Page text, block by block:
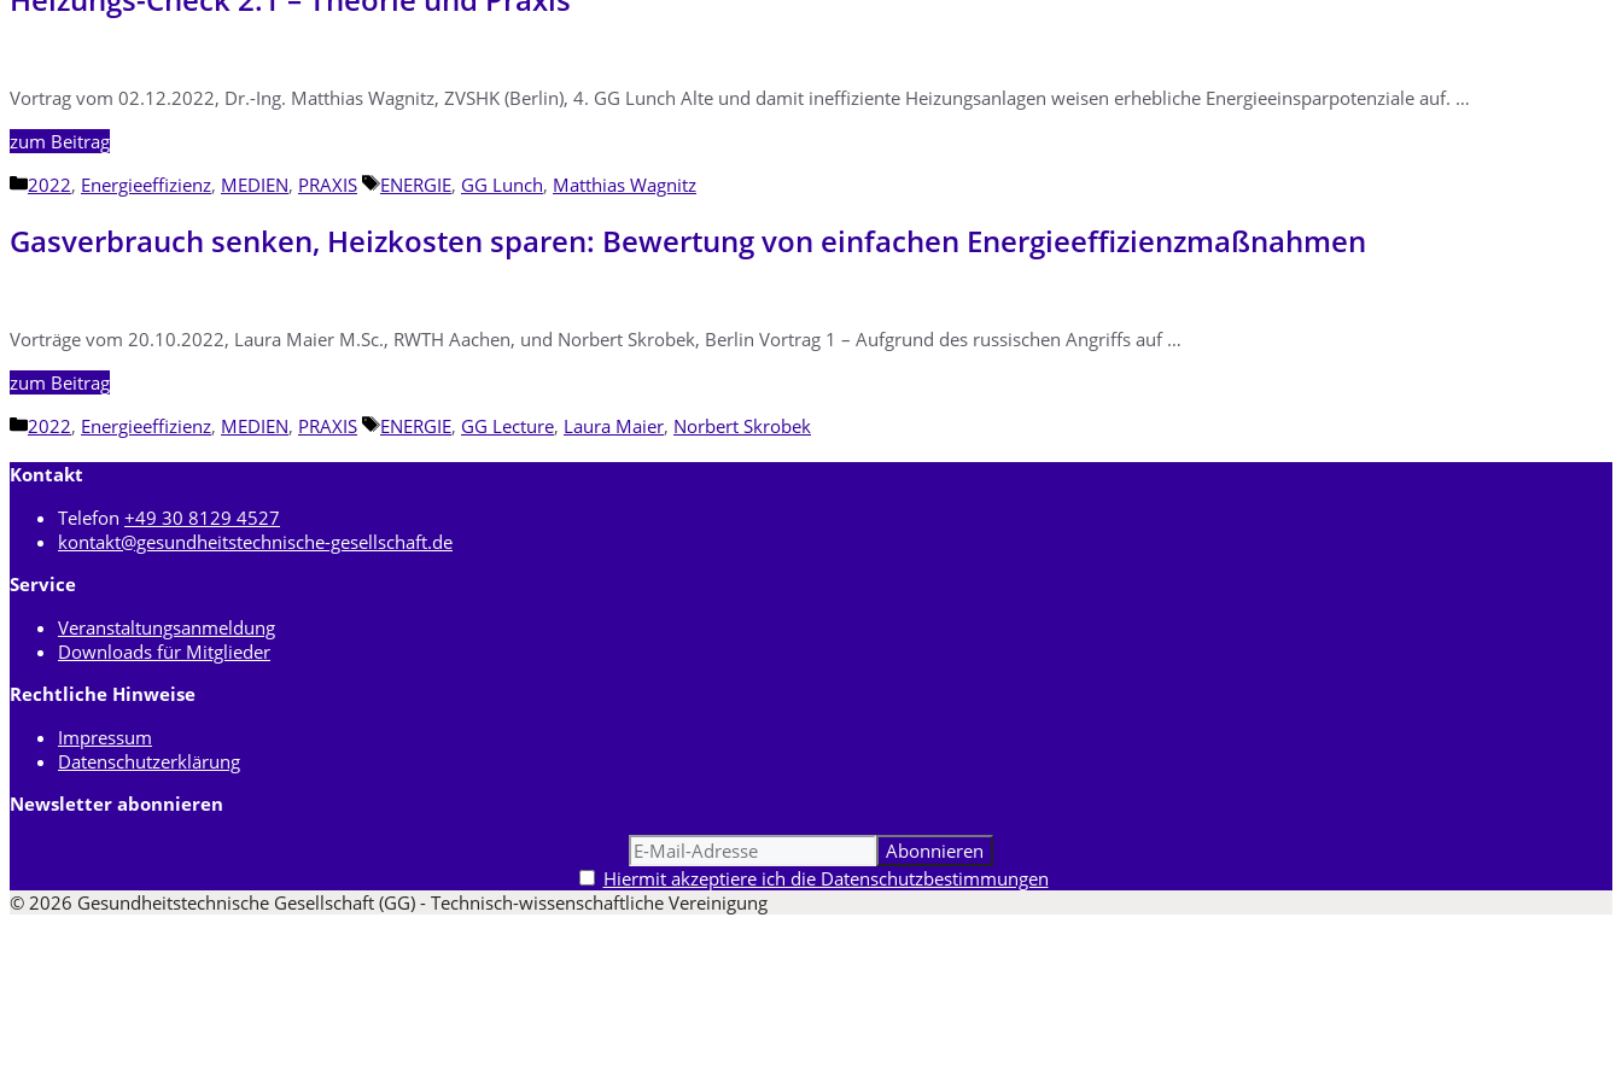
Vortrag vom 02.12.2022, Dr.-Ing. Matthias Wagnitz, ZVSHK (Berlin), 4. GG Lunch Alte und damit ineffiziente Heizungsanlagen weisen erhebliche Energieeinsparpotenziale auf. …
zum Beitrag
Kategorien
2022, Energieeffizienz, MEDIEN, PRAXIS Schlagwörter
ENERGIE, GG Lunch, Matthias Wagnitz
Gasverbrauch senken, Heizkosten sparen: Bewertung von einfachen Energieeffizienzmaßnahmen
Vorträge vom 20.10.2022, Laura Maier M.Sc., RWTH Aachen, und Norbert Skrobek, Berlin Vortrag 1 – Aufgrund des russischen Angriffs auf …
zum Beitrag
Kategorien
2022, Energieeffizienz, MEDIEN, PRAXIS Schlagwörter
ENERGIE, GG Lecture, Laura Maier, Norbert Skrobek
Kontakt
Telefon +49 30 8129 4527
kontakt@gesundheitstechnische-gesellschaft.de
Service
Veranstaltungsanmeldung
Downloads für Mitglieder
Rechtliche Hinweise
Impressum
Datenschutzerklärung
Newsletter abonnieren
Hiermit akzeptiere ich die Datenschutzbestimmungen
© 2026 Gesundheitstechnische Gesellschaft (GG) - Technisch-wissenschaftliche Vereinigung